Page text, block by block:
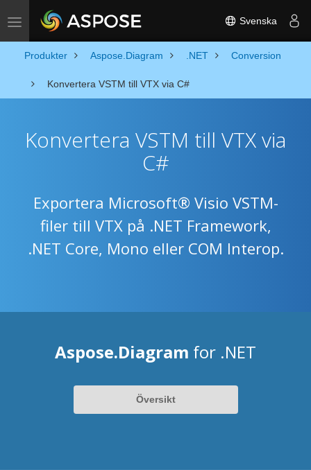
Toggle navigation Svenska
Produkter Aspose.Diagram .NET Conversion
Konvertera VSTM till VTX via C#
Konvertera VSTM till VTX via
C#
Exportera Microsoft® Visio VSTM-
filer till VTX på .NET Framework,
.NET Core, Mono eller COM Interop.
Aspose.Diagram for .NET
Översikt